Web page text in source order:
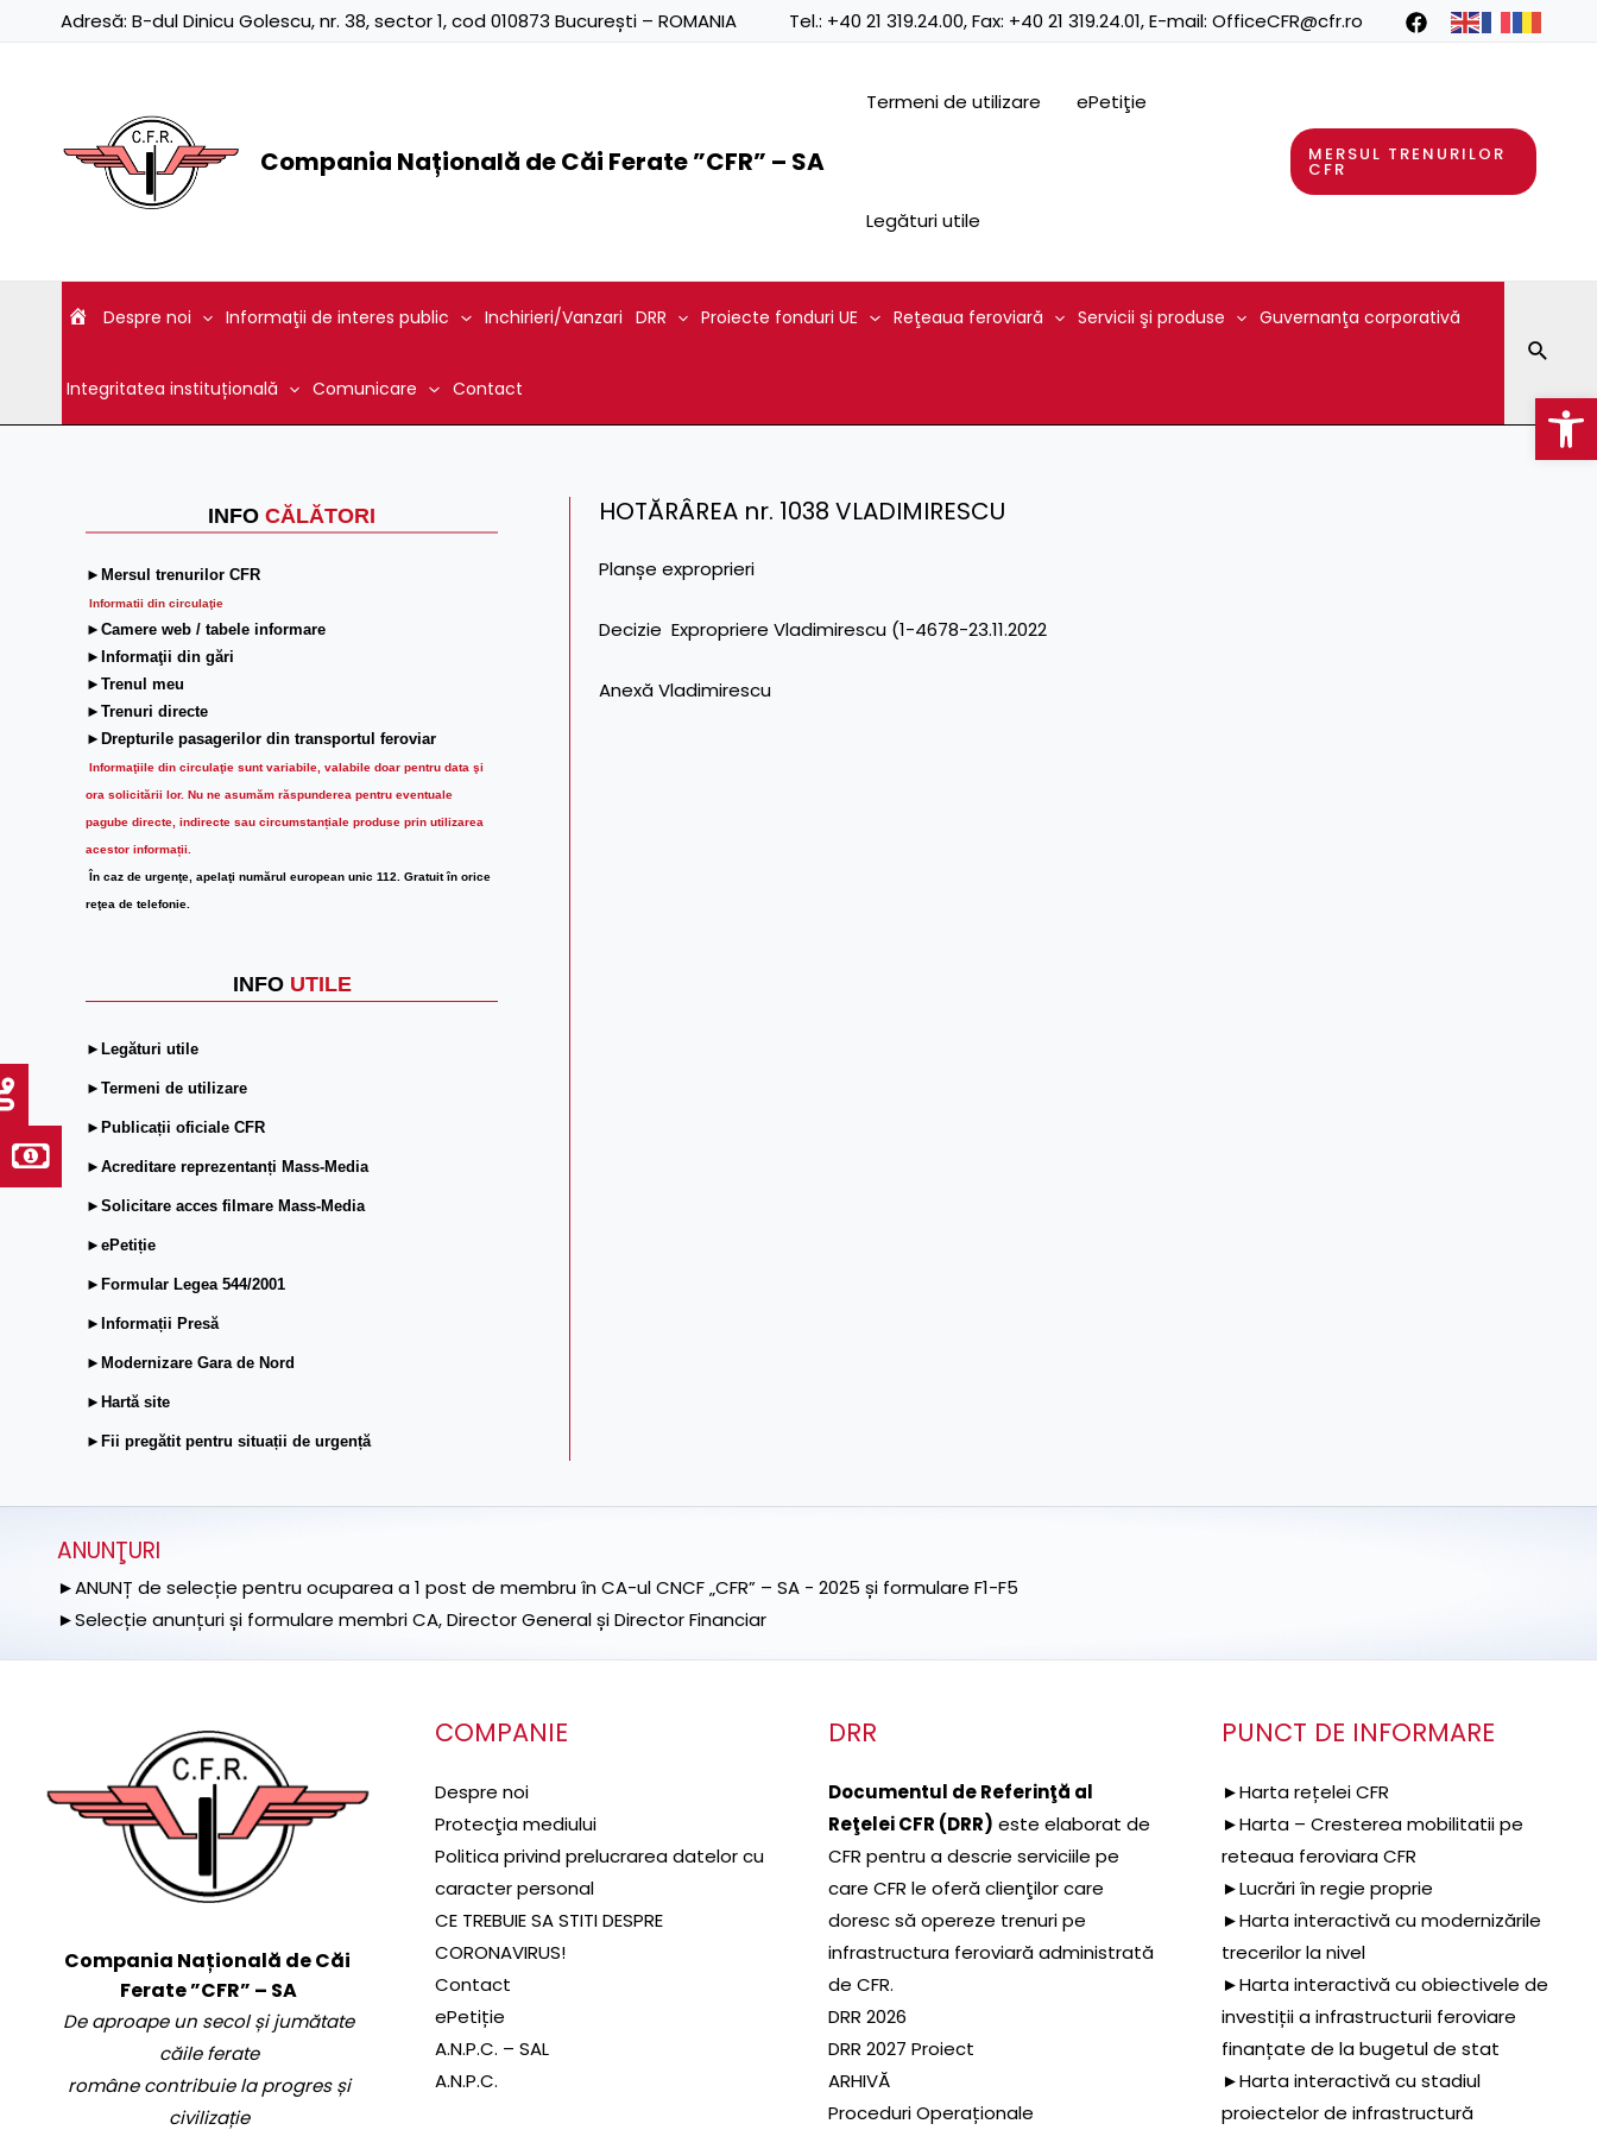
Adresă: B-dul Dinicu Golescu, nr. 38, sector 1, cod 010873 București – ROMANIA Tel.: +40 21 319.24.00, Fax: +40 21 319.24.01, E-mail: OfficeCFR@cfr.ro
Compania Națională de Căi Ferate ”CFR” – SA
Termeni de utilizare ePetiţie
Legături utile
MERSUL TRENURILOR
CFR
Despre noi Informaţii de interes public Inchirieri/Vanzari DRR Proiecte fonduri UE Reţeaua feroviară Servicii şi produse Guvernanţa corporativă
Integritatea instituțională Comunicare Contact
INFO CĂLĂTORI
►Mersul trenurilor CFR
Informatii din circulaţie
►Camere web / tabele informare
►Informaţii din gări
►Trenul meu
►Trenuri directe
►Drepturile pasagerilor din transportul feroviar
Informaţiile din circulaţie sunt variabile, valabile doar pentru data şi
ora solicitării lor. Nu ne asumăm răspunderea pentru eventuale
pagube directe, indirecte sau circumstanțiale produse prin utilizarea
acestor informații.
În caz de urgenţe, apelaţi numărul european unic 112. Gratuit în orice
reţea de telefonie.
INFO UTILE
►Legături utile
►Termeni de utilizare
►Publicații oficiale CFR
►Acreditare reprezentanți Mass-Media
►Solicitare acces filmare Mass-Media
►ePetiție
►Formular Legea 544/2001
►Informații Presă
►Modernizare Gara de Nord
►Hartă site
►Fii pregătit pentru situații de urgență
HOTĂRÂREA nr. 1038 VLADIMIRESCU
Planșe exproprieri
Decizie Expropriere Vladimirescu (1-4678-23.11.2022
Anexă Vladimirescu
ANUNŢURI
►ANUNȚ de selecție pentru ocuparea a 1 post de membru în CA-ul CNCF „CFR” – SA - 2025 și formulare F1-F5
►Selecție anunțuri și formulare membri CA, Director General și Director Financiar
Compania Națională de Căi
Ferate ”CFR” – SA
De aproape un secol și jumătate
căile ferate
române contribuie la progres și
civilizație
COMPANIE
Despre noi
Protecţia mediului
Politica privind prelucrarea datelor cu
caracter personal
CE TREBUIE SA STITI DESPRE
CORONAVIRUS!
Contact
ePetiție
A.N.P.C. – SAL
A.N.P.C.
DRR
Documentul de Referinţă al
Reţelei CFR (DRR) este elaborat de
CFR pentru a descrie serviciile pe
care CFR le oferă clienţilor care
doresc să opereze trenuri pe
infrastructura feroviară administrată
de CFR.
DRR 2026
DRR 2027 Proiect
ARHIVĂ
Proceduri Operaționale
PUNCT DE INFORMARE
►Harta rețelei CFR
►Harta – Cresterea mobilitatii pe
reteaua feroviara CFR
►Lucrări în regie proprie
►Harta interactivă cu modernizările
trecerilor la nivel
►Harta interactivă cu obiectivele de
investiții a infrastructurii feroviare
finanțate de la bugetul de stat
►Harta interactivă cu stadiul
proiectelor de infrastructură